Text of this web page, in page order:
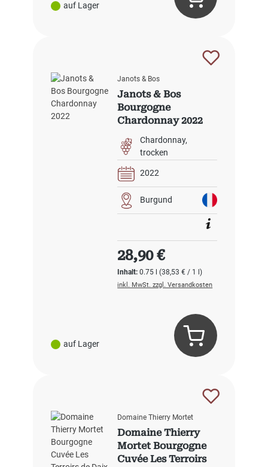
auf Lager
auf Lager
Janots & Bos
Janots & Bos
Bourgogne
Chardonnay 2022
Chardonnay
trocken
2022
Burgund
Inhalt:0.75 l(38,53 € / 1 l)
Regulärer Preis:
28,90 €
inkl. MwSt. zzgl. Versandkosten
Domaine Thierry Mortet
Domaine Thierry
Mortet Bourgogne
Cuvée Les Terroirs